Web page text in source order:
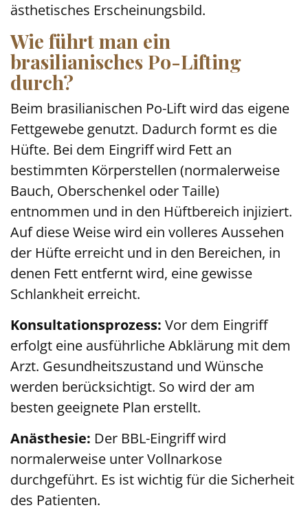
ästhetisches Erscheinungsbild.
Wie führt man ein
brasilianisches Po-Lifting
durch?
Beim brasilianischen Po-Lift wird das eigene
Fettgewebe genutzt. Dadurch formt es die
Hüfte. Bei dem Eingriff wird Fett an
bestimmten Körperstellen (normalerweise
Bauch, Oberschenkel oder Taille)
entnommen und in den Hüftbereich injiziert.
Auf diese Weise wird ein volleres Aussehen
der Hüfte erreicht und in den Bereichen, in
denen Fett entfernt wird, eine gewisse
Schlankheit erreicht.
Konsultationsprozess: Vor dem Eingriff
erfolgt eine ausführliche Abklärung mit dem
Arzt. Gesundheitszustand und Wünsche
werden berücksichtigt. So wird der am
besten geeignete Plan erstellt.
Anästhesie: Der BBL-Eingriff wird
normalerweise unter Vollnarkose
durchgeführt. Es ist wichtig für die Sicherheit
des Patienten.